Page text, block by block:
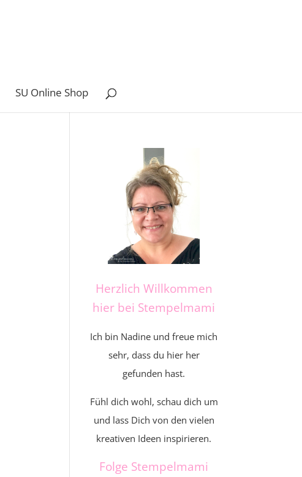
SU Online Shop
Herzlich Willkommen
hier bei Stempelmami
Ich bin Nadine und freue mich
sehr, dass du hier her
gefunden hast.
Fühl dich wohl, schau dich um
und lass Dich von den vielen
kreativen Ideen inspirieren.
Folge Stempelmami